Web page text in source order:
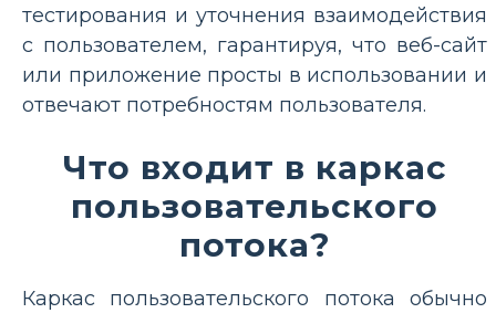
тестирования и уточнения взаимодействия
с пользователем, гарантируя, что веб-сайт
или приложение просты в использовании и
отвечают потребностям пользователя.
Что входит в каркас
пользовательского
потока?
Каркас пользовательского потока обычно